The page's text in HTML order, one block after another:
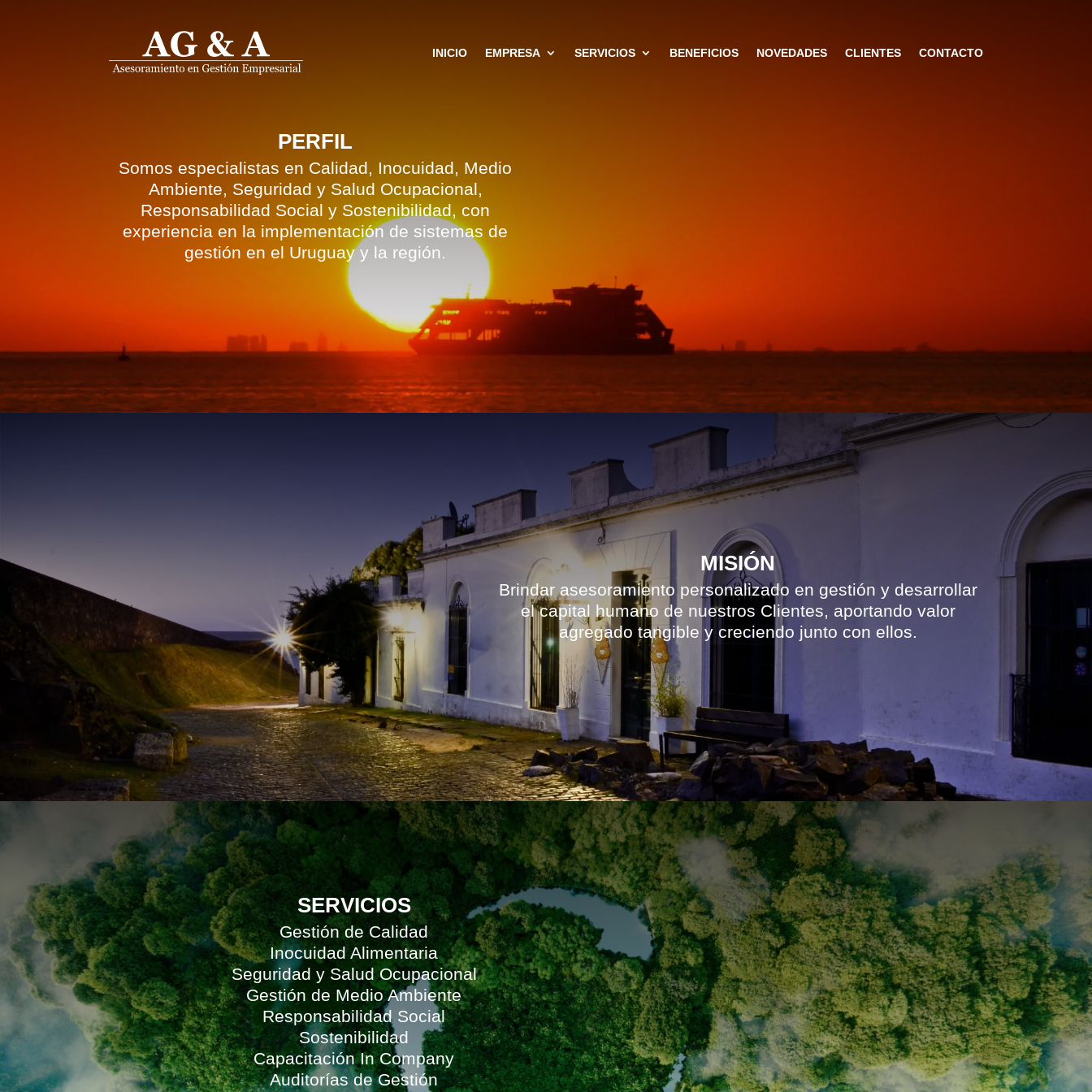
INICIO EMPRESA SERVICIOS BENEFICIOS NOVEDADES CLIENTES CONTACTO
PERFIL
Somos especialistas en Calidad, Inocuidad, Medio
Ambiente, Seguridad y Salud Ocupacional,
Responsabilidad Social y Sostenibilidad, con
experiencia en la implementación de sistemas de
gestión en el Uruguay y la región.
MISIÓN
Brindar asesoramiento personalizado en gestión y desarrollar
el capital humano de nuestros Clientes, aportando valor
agregado tangible y creciendo junto con ellos.
SERVICIOS
Gestión de Calidad
Inocuidad Alimentaria
Seguridad y Salud Ocupacional
Gestión de Medio Ambiente
Responsabilidad Social
Sostenibilidad
Capacitación In Company
Auditorías de Gestión